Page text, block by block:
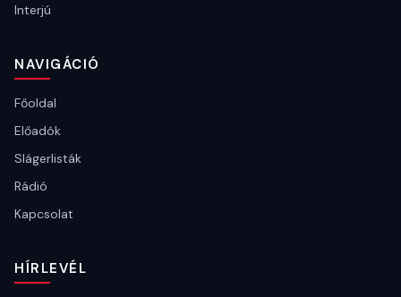
Interjú
NAVIGÁCIÓ
Főoldal
Előadók
Slágerlisták
Rádió
Kapcsolat
HÍRLEVÉL